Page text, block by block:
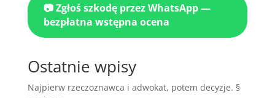
📷 Zgłoś szkodę przez WhatsApp —
bezpłatna wstępna ocena
Ostatnie wpisy
Najpierw rzeczoznawca i adwokat, potem decyzje. §